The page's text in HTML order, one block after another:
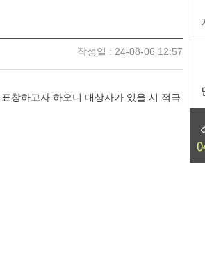
작성일 : 24-08-06 12:57
창하고자 하오니 대상자가 있을 시 적극